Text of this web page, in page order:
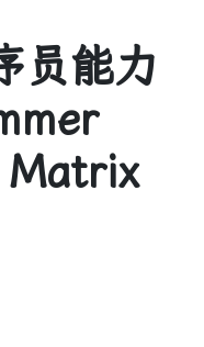
员能力
Matrix